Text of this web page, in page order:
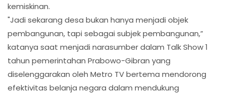
kemiskinan.
"Jadi sekarang desa bukan hanya menjadi objek
pembangunan, tapi sebagai subjek pembangunan,”
katanya saat menjadi narasumber dalam Talk Show 1
tahun pemerintahan Prabowo-Gibran yang
diselenggarakan oleh Metro TV bertema mendorong
efektivitas belanja negara dalam mendukung